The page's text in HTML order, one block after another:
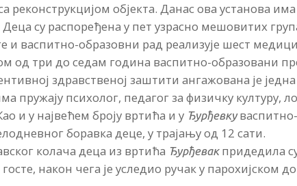
реконструкцијом објекта. Данас ова установа
су распоређена у пет узрасно мешовитих
и васпитно-образовни рад реализује шест
од три до седам година васпитно-образовани
здравственој заштити ангажована је
пружају психолог, педагог за физичку културу,
и у највећем броју вртића и у Ђурђевку
боравка деце, у трајању од 12 сати.
колача деца из вртића Ђурђевак придедила
након чега је уследио ручак у парохијском